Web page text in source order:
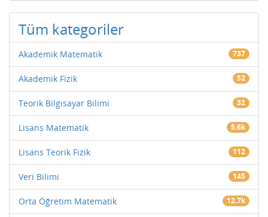
Tüm kategoriler
Akademik Matematik 737
Akademik Fizik 52
Teorik Bilgisayar Bilimi 32
Lisans Matematik 5.6k
Lisans Teorik Fizik 112
Veri Bilimi 145
Orta Öğretim Matematik 12.7k